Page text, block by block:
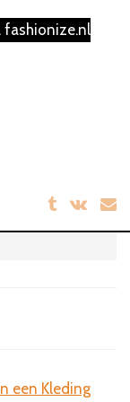
fashionize.nl
een Kleding